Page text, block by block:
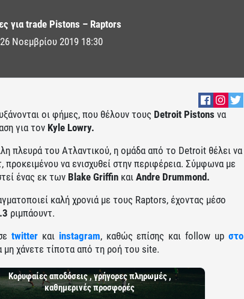
για trade Pistons – Raptors
26 Νοεμβρίου 2019 18:30
οι φήμες, που θέλουν τους Detroit Pistons να
για τον Kyle Lowry.
πλευρά του Ατλαντικού, η ομάδα από το Detroit θέλει να
προκειμένου να ενισχυθεί στην περιφέρεια. Σύμφωνα με
ένας εκ των Blake Griffin και Andre Drummond.
καλή χρονιά με τους Raptors, έχοντας μέσο
ριμπάουντ.
twitter και instagram, καθώς επίσης και follow up στο
μη χάνετε τίποτα από τη ροή του site.
Κορυφαίες αποδόσεις , γρήγορες πληρωμές ,
καθημερινές προσφορές